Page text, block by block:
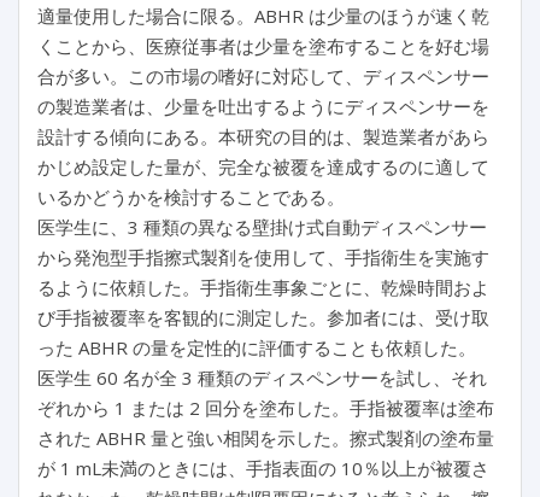
適量使用した場合に限る。ABHR は少量のほうが速く乾
くことから、医療従事者は少量を塗布することを好む場
合が多い。この市場の嗜好に対応して、ディスペンサー
の製造業者は、少量を吐出するようにディスペンサーを
設計する傾向にある。本研究の目的は、製造業者があら
かじめ設定した量が、完全な被覆を達成するのに適して
いるかどうかを検討することである。
医学生に、3 種類の異なる壁掛け式自動ディスペンサー
から発泡型手指擦式製剤を使用して、手指衛生を実施す
るように依頼した。手指衛生事象ごとに、乾燥時間およ
び手指被覆率を客観的に測定した。参加者には、受け取
った ABHR の量を定性的に評価することも依頼した。
医学生 60 名が全 3 種類のディスペンサーを試し、それ
ぞれから 1 または 2 回分を塗布した。手指被覆率は塗布
された ABHR 量と強い相関を示した。擦式製剤の塗布量
が 1 mL未満のときには、手指表面の 10％以上が被覆さ